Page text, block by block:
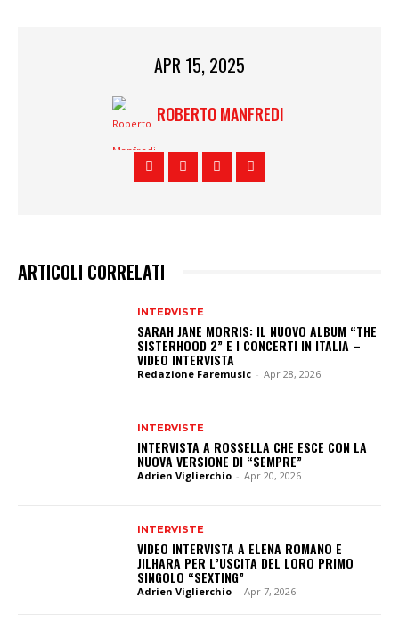
APR 15, 2025
ROBERTO MANFREDI
ARTICOLI CORRELATI
INTERVISTE
SARAH JANE MORRIS: IL NUOVO ALBUM “THE
SISTERHOOD 2” E I CONCERTI IN ITALIA –
VIDEO INTERVISTA
Redazione Faremusic - Apr 28, 2026
INTERVISTE
INTERVISTA A ROSSELLA CHE ESCE CON LA
NUOVA VERSIONE DI “SEMPRE”
Adrien Viglierchio - Apr 20, 2026
INTERVISTE
VIDEO INTERVISTA A ELENA ROMANO E
JILHARA PER L’USCITA DEL LORO PRIMO
SINGOLO “SEXTING”
Adrien Viglierchio - Apr 7, 2026